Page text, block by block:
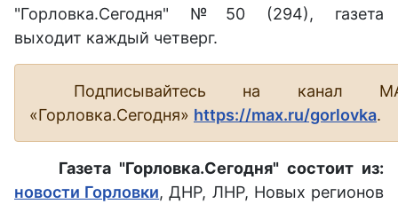
"Горловка.Сегодня" №50 (294), газета
выходит каждый четверг.
Подписывайтесь на канал
«Горловка.Сегодня» https://max.ru/gorlovka.
Газета "Горловка.Сегодня" состоит из:
новости Горловки, ДНР, ЛНР, Новых регионов